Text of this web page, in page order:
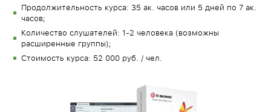
Продолжительность курса: 35 ак. часов или 5 дней по 7 ак.
часов;
Количество слушателей: 1-2 человека (возможны
расширенные группы);
Стоимость курса: 52 000 руб. / чел.